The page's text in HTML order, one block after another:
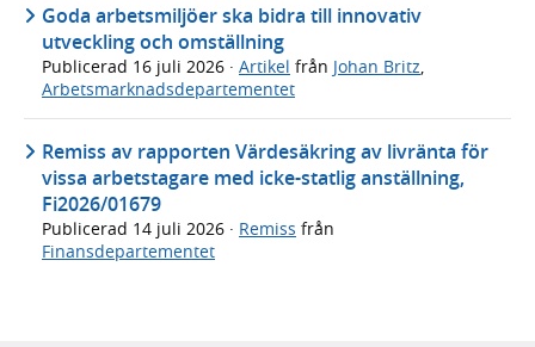
Goda arbetsmiljöer ska bidra till innovativ
utveckling och omställning
Publicerad 16 juli 2026 · Artikel från Johan Britz,
Arbetsmarknadsdepartementet
Remiss av rapporten Värdesäkring av livränta för
vissa arbetstagare med icke-statlig anställning,
Fi2026/01679
Publicerad 14 juli 2026 · Remiss från
Finansdepartementet